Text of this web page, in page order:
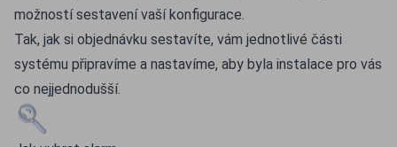
možností sestavení vaší konfigurace.
Tak, jak si objednávku sestavíte, vám jednotlivé části
systému připravíme a nastavíme, aby byla instalace pro vás
co nejjednodušší.